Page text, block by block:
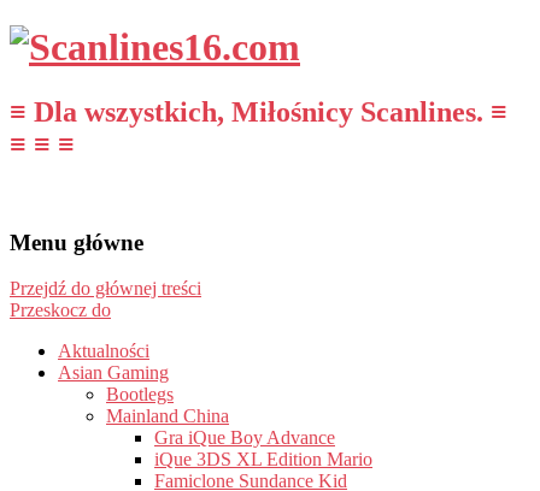
≡ Dla wszystkich, Miłośnicy Scanlines. ≡
≡ ≡ ≡
Menu główne
Przejdź do głównej treści
Przeskocz do
Aktualności
Asian Gaming
Bootlegs
Mainland China
Gra iQue Boy Advance
iQue 3DS XL Edition Mario
Famiclone Sundance Kid